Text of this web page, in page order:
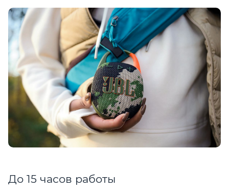
До 15 часов работы